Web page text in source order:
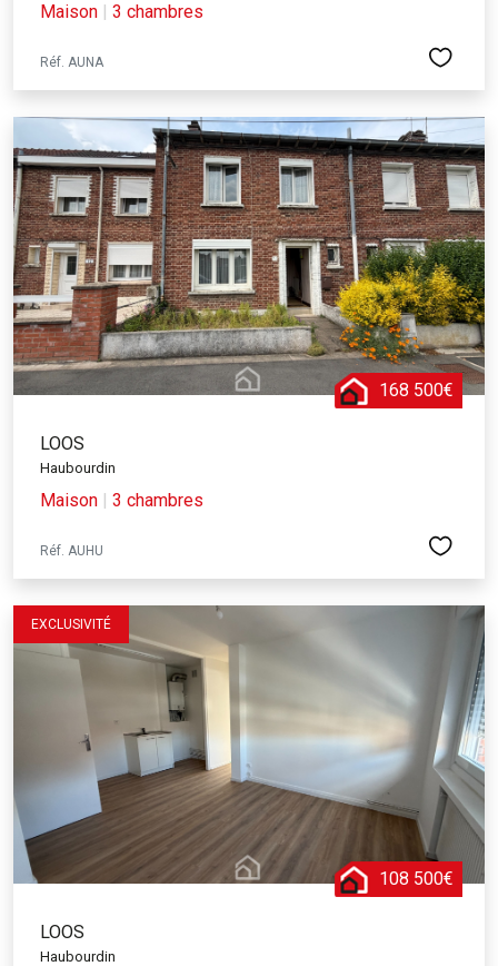
Maison | 3 chambres
Réf. AUNA
168 500€
LOOS
Haubourdin
Maison | 3 chambres
Réf. AUHU
EXCLUSIVITÉ
108 500€
LOOS
Haubourdin